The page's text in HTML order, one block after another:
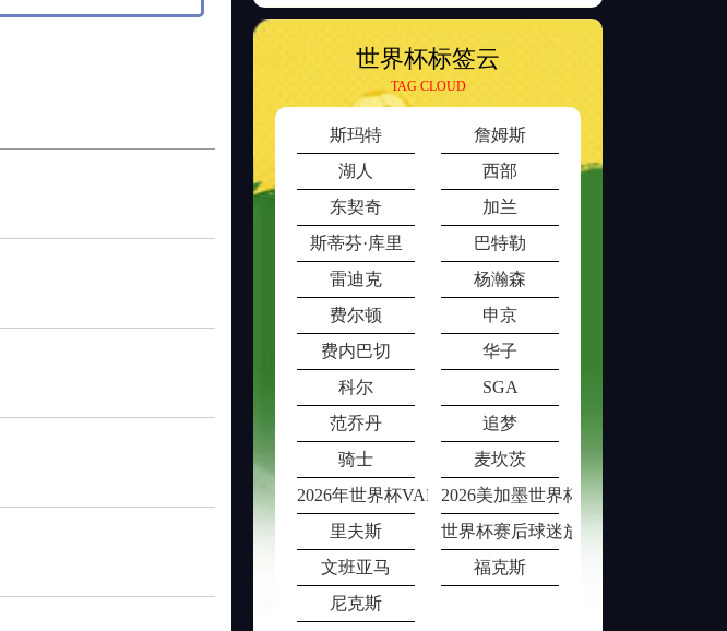
世界杯标签云
TAG CLOUD
斯玛特
詹姆斯
湖人
西部
东契奇
加兰
斯蒂芬·库里
巴特勒
雷迪克
杨瀚森
费尔顿
申京
费内巴切
华子
科尔
SGA
范乔丹
追梦
骑士
麦坎茨
2026年世界杯VAR室在多场比赛同时段
2026美加墨世界杯票价动态调整机制
里夫斯
世界杯赛后球迷放生观赏鱼被猫叼
文班亚马
福克斯
尼克斯